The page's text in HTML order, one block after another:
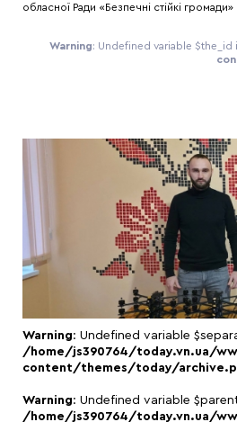
обласної Ради «Безпечні стійкі
Warning: Undefined variable $the_id
Warning: Undefined variable
/home/js390764/today.vn.ua/
content/themes/today/
Warning: Undefined variable
/home/js390764/today.vn.ua/